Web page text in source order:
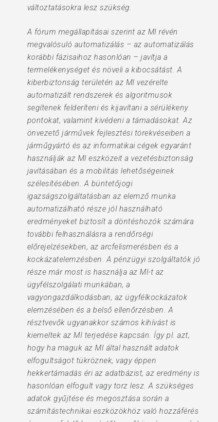
változtatásokra lesz szükség.
A fórum megállapításai szerint az MI révén
megvalósuló automatizálás – az automatizálás
korábbi fázisaihoz hasonlóan – javítja a
termelékenységet és növeli a kibocsátást. A
kiberbiztonság területén az MI vezérelte
automatizált rendszerek és algoritmusok
segítenek felderíteni és kijavítani a sérülékeny
pontokat, valamint kivédeni a támadásokat. Az
önvezető járművek fejlesztési törekvéseiben a
járműgyártó és az informatikai cégek egyaránt
használják az MI eszközeit a vezetésbiztonság
javításában és a mobilitás lehetőségeinek
szélesítésében. A büntetőjogi
igazságszolgáltatásban az elemző munka
automatizálható része jól használható
eredményeket biztosít a döntéshozók számára
további felhasználásra a rendőrségi
előrejelzésekben, az arcfelismerésben és a
kockázatelemzésben. A pénzügyi szolgáltatók jó
része már most is használja az MI-t az
ügyfélszolgálati munkában, a
vagyongazdálkodásban, az ügyfélkockázatok
elemzésében és a belső ellenőrzésben. A
résztvevők ugyanakkor számos kihívást is
kiemeltek az MI terjedése kapcsán. Így pl. azt,
hogy ha maguk az MI által használt adatok
elfogultságot tükröznek, vagy éppen
hekkertámadás éri az adatbázist, az eredmény is
hasonlóan elfogult vagy torz lesz. A szükséges
adatok gyűjtése és megosztása során a
számítástechnikai eszközökhöz való hozzáférés